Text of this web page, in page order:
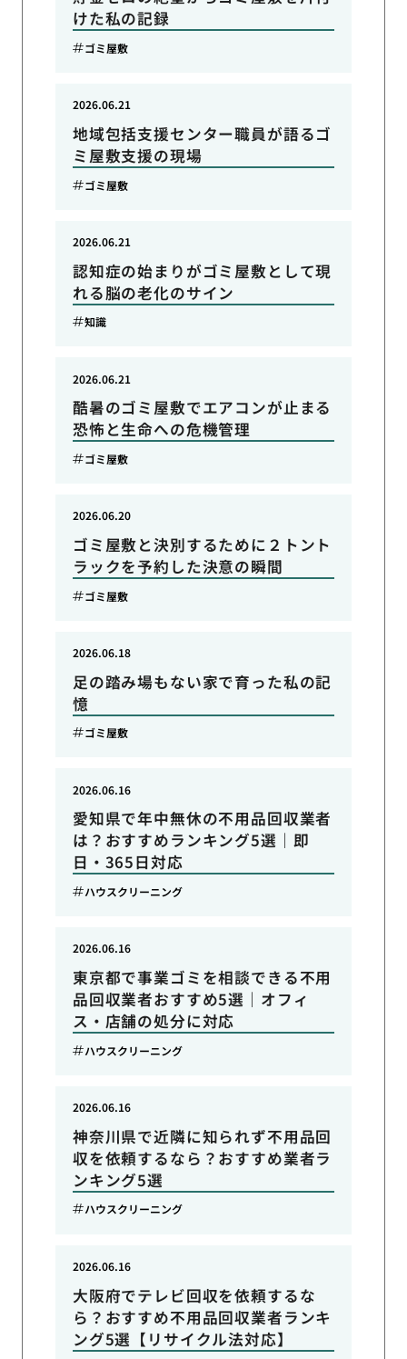
けた私の記録
ゴミ屋敷
地域包括支援センター職員が語るゴ
ミ屋敷支援の現場
2026.06.21
ゴミ屋敷
認知症の始まりがゴミ屋敷として現
れる脳の老化のサイン
2026.06.21
知識
酷暑のゴミ屋敷でエアコンが止まる
恐怖と生命への危機管理
2026.06.21
ゴミ屋敷
ゴミ屋敷と決別するために２トント
ラックを予約した決意の瞬間
2026.06.20
ゴミ屋敷
足の踏み場もない家で育った私の記
憶
2026.06.18
ゴミ屋敷
愛知県で年中無休の不用品回収業者
は？おすすめランキング5選｜即
日・365日対応
2026.06.16
ハウスクリーニング
東京都で事業ゴミを相談できる不用
品回収業者おすすめ5選｜オフィ
ス・店舗の処分に対応
2026.06.16
ハウスクリーニング
神奈川県で近隣に知られず不用品回
収を依頼するなら？おすすめ業者ラ
ンキング5選
2026.06.16
ハウスクリーニング
大阪府でテレビ回収を依頼するな
ら？おすすめ不用品回収業者ランキ
ング5選【リサイクル法対応】
2026.06.16